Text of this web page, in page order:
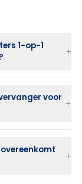
1-op-1
voor